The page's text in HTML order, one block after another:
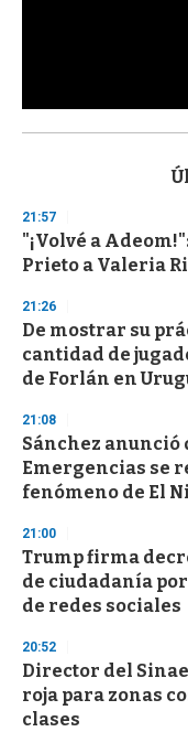
s
d
s
o
f
3
s
c
o
d
s
21:57
"¡Volvé a
Prieto a Valeria
21:26
De mostrar su
cantidad de
de Forlán en
21:08
Sánchez anunció
Emergencias se
fenómeno de El
21:00
Trump firma
de ciudadanía
de redes sociales
20:52
Director del
roja para zonas
clases